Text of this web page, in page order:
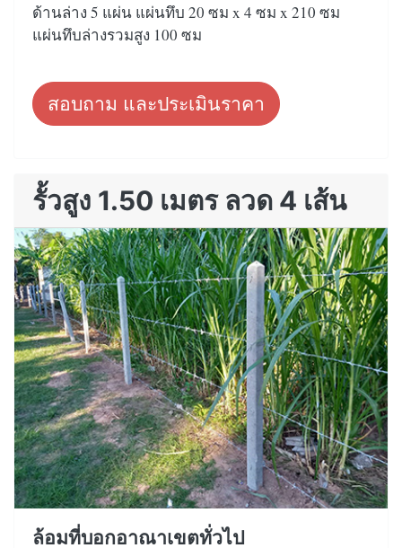
ด้านล่าง 5 แผ่น แผ่นทึบ 20 ซม x 4 ซม x 210 ซม
แผ่นทึบล่างรวมสูง 100 ซม
สอบถาม และประเมินราคา
รั้วสูง 1.50 เมตร ลวด 4 เส้น
ล้อมที่บอกอาณาเขตทั่วไป